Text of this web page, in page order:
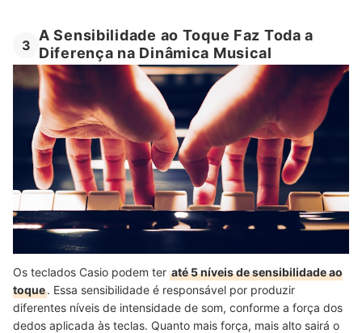
3
A Sensibilidade ao Toque Faz Toda a
Diferença na Dinâmica Musical
Os teclados Casio podem ter até 5 níveis de sensibilidade ao
toque. Essa sensibilidade é responsável por produzir
diferentes níveis de intensidade de som, conforme a força dos
dedos aplicada às teclas. Quanto mais força, mais alto sairá o